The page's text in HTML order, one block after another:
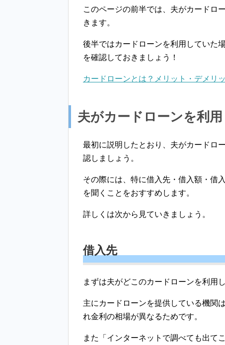
このページの前半では、夫がカードロ
きます。
後半ではカードローンを利用していた
を確認しておきましょう！
カードローンとは？メリット・デメリ
夫がカードローンを利
最初に説明したとおり、夫がカードロ
認しましょう。
その際には、特に借入先・借入額・借
を聞くことをおすすめします。
詳しくは次から見ていきましょう。
借入先
まずは夫がどこのカードローンを利用
主にカードローンを提供している機関
れ金利の相場が異なるためです。
また「インターネットで調べても出て